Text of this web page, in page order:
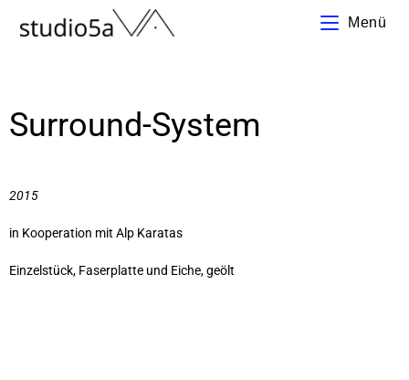
Menü
Surround-System
2015
in Kooperation mit Alp Karatas
Einzelstück, Faserplatte und Eiche, geölt